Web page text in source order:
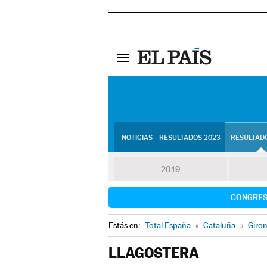
NOTICIAS RESULTADOS 2023
2019
Estás en: Total España » Cataluña »
LLAGOSTERA